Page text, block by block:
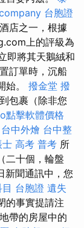
台胞證
店之一，根據
上的評級為
即將其天鵝絨和
訂單時，沉船
始。 撥金堂 撥
包裹（除非您
點擊軟體價格
台中外燴 台中整
士 高考 普考 所
二十個，輪盤
新聞通訊中，您
台胞證 遺失
的事實提請注
帶的房屋中的